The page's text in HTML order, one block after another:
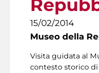
15/02/2014
Museo della
Visita guidata al
contesto storico